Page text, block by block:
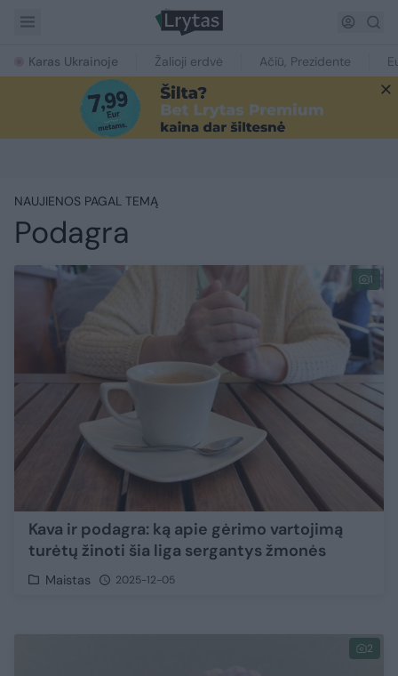
Karas Ukrainoje Žalioji erdvė Ačiū, Prezidente
NAUJIENOS PAGAL TEMĄ
Podagra
1
Kava ir podagra: ką apie gėrimo vartojimą
turėtų žinoti šia liga sergantys žmonės
Maistas 2025-12-05
2